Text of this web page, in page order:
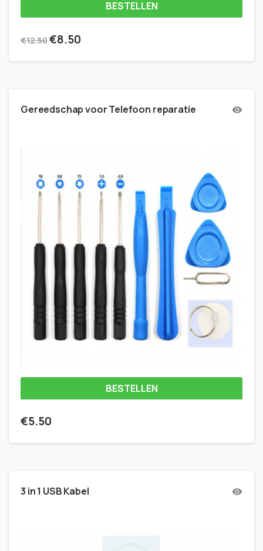
BESTELLEN
€12.50 €8.50
Gereedschap voor Telefoon reparatie
BESTELLEN
€5.50
3 in 1 USB Kabel